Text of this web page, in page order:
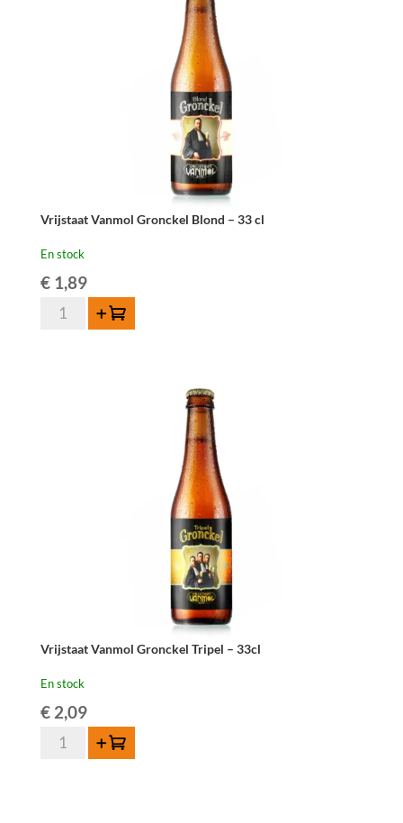
Vrijstaat Vanmol Gronckel Blond – 33 cl
En stock
€1,89
quantité
Ajouter au panier
Vrijstaat Vanmol Gronckel Tripel – 33cl
En stock
€2,09
quantité
Ajouter au panier